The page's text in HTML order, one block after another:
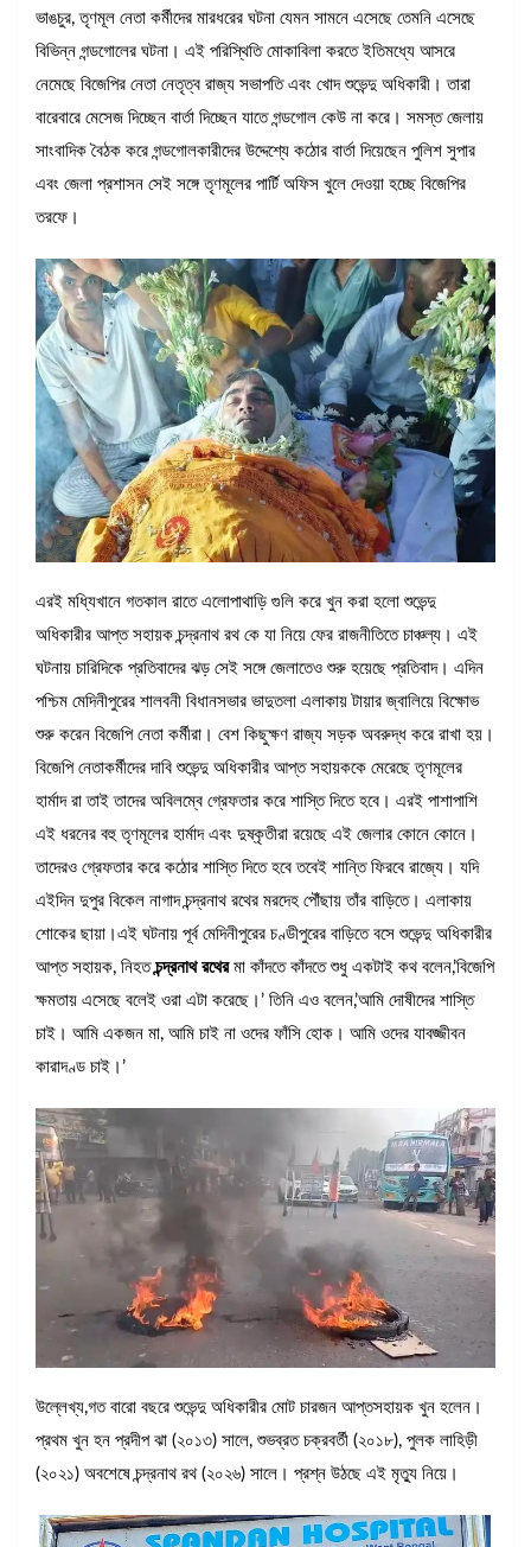
ভাঙচুর, তৃণমূল নেতা কর্মীদের মারধরের ঘটনা যেমন সামনে এসেছে তেমনি এসেছে
বিভিন্ন গন্ডগোলের ঘটনা। এই পরিস্থিতি মোকাবিলা করতে ইতিমধ্যে আসরে
নেমেছে বিজেপির নেতা নেতৃত্ব রাজ্য সভাপতি এবং খোদ শুভেন্দু অধিকারী। তারা
বারেবারে মেসেজ দিচ্ছেন বার্তা দিচ্ছেন যাতে গন্ডগোল কেউ না করে। সমস্ত জেলায়
সাংবাদিক বৈঠক করে গন্ডগোলকারীদের উদ্দেশ্যে কঠোর বার্তা দিয়েছেন পুলিশ সুপার
এবং জেলা প্রশাসন সেই সঙ্গে তৃণমূলের পার্টি অফিস খুলে দেওয়া হচ্ছে বিজেপির
তরফে।
এরই মধ্যিখানে গতকাল রাতে এলোপাথাড়ি গুলি করে খুন করা হলো শুভেন্দু
অধিকারীর আপ্ত সহায়ক চন্দ্রনাথ রথ কে যা নিয়ে ফের রাজনীতিতে চাঞ্চল্য। এই
ঘটনায় চারিদিকে প্রতিবাদের ঝড় সেই সঙ্গে জেলাতেও শুরু হয়েছে প্রতিবাদ। এদিন
পশ্চিম মেদিনীপুরের শালবনী বিধানসভার ভাদুতলা এলাকায় টায়ার জ্বালিয়ে বিক্ষোভ
শুরু করেন বিজেপি নেতা কর্মীরা। বেশ কিছুক্ষণ রাজ্য সড়ক অবরুদ্ধ করে রাখা হয়।
বিজেপি নেতাকর্মীদের দাবি শুভেন্দু অধিকারীর আপ্ত সহায়ককে মেরেছে তৃণমূলের
হার্মাদ রা তাই তাদের অবিলম্বে গ্রেফতার করে শাস্তি দিতে হবে। এরই পাশাপাশি
এই ধরনের বহু তৃণমূলের হার্মাদ এবং দুষ্কৃতীরা রয়েছে এই জেলার কোনে কোনে।
তাদেরও গ্রেফতার করে কঠোর শাস্তি দিতে হবে তবেই শান্তি ফিরবে রাজ্যে। যদি
এইদিন দুপুর বিকেল নাগাদ চন্দ্রনাথ রথের মরদেহ পৌঁছায় তাঁর বাড়িতে। এলাকায়
শোকের ছায়া।এই ঘটনায় পূর্ব মেদিনীপুরের চণ্ডীপুরের বাড়িতে বসে শুভেন্দু অধিকারীর
আপ্ত সহায়ক, নিহতচন্দ্রনাথ রথেরমা কাঁদতে কাঁদতে শুধু একটাই কথ বলেন,’বিজেপি
ক্ষমতায় এসেছে বলেই ওরা এটা করেছে।’ তিনি এও বলেন,’আমি দোষীদের শাস্তি
চাই। আমি একজন মা, আমি চাই না ওদের ফাঁসি হোক। আমি ওদের যাবজ্জীবন
কারাদণ্ড চাই।’
উল্লেখ্য,গত বারো বছরে শুভেন্দু অধিকারীর মোট চারজন আপ্তসহায়ক খুন হলেন।
প্রথম খুন হন প্রদীপ ঝা (২০১৩) সালে, শুভব্রত চক্রবর্তী (২০১৮), পুলক লাহিড়ী
(২০২১) অবশেষে চন্দ্রনাথ রথ (২০২৬) সালে। প্রশ্ন উঠছে এই মৃত্যু নিয়ে।